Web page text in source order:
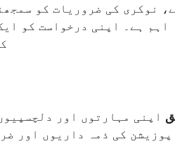
نوکری کی ضروریات کو
اہم ہے۔ اپنی درخواست کو
اپنی مہارتوں اور
کی ذمہ داریوں اور